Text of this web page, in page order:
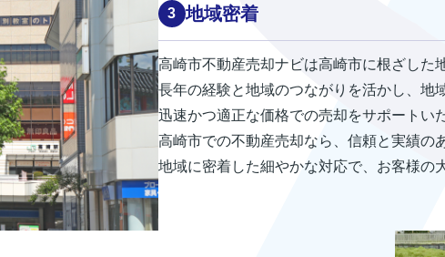
地域密着
高崎市不動産売却ナビは高崎市に根ざした
長年の経験と地域のつながりを活かし、地
迅速かつ適正な価格での売却をサポートい
高崎市での不動産売却なら、信頼と実績の
地域に密着した細やかな対応で、お客様の